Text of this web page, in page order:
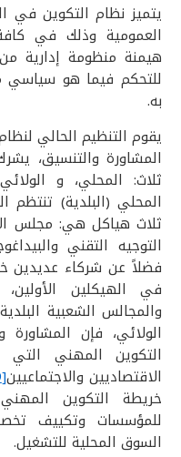
يتميز نظام التكوين في
العمومية وذلك في
هيمنة منظومة إدارية
للتحكم فيما هو سياسي
به.
يقوم التنظيم الحالي
المشاورة والتنسيق،
ثلاث: المحلي، و
المحلي (البلدية)
ثلاث هياكل هي: مجلس
التوجيه التقني
فضلاً عن شركاء عديدين
في الهيكلين
والمجالس الشعبية
الولائي، فإن
التكوين المهني
الاقتصاديين والاجتماعيين[19]
خريطة التكوين المهني
للمؤسسات وتكييف
السوق المحلية للتشغيل.